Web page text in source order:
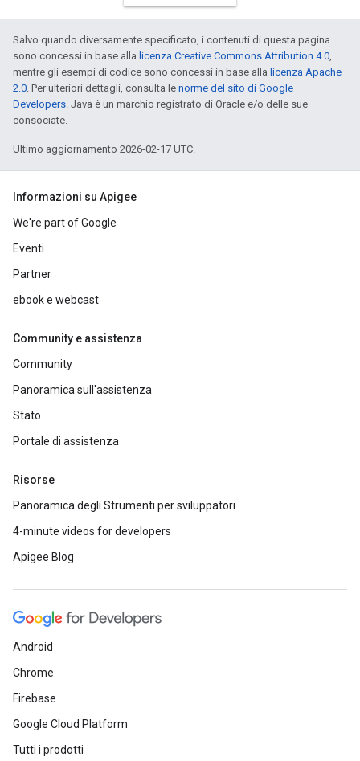
Salvo quando diversamente specificato, i contenuti di questa pagina
sono concessi in base alla licenza Creative Commons Attribution 4.0,
mentre gli esempi di codice sono concessi in base alla licenza Apache
2.0. Per ulteriori dettagli, consulta le norme del sito di Google
Developers. Java è un marchio registrato di Oracle e/o delle sue
consociate.
Ultimo aggiornamento 2026-02-17 UTC.
Informazioni su Apigee
We're part of Google
Eventi
Partner
ebook e webcast
Community e assistenza
Community
Panoramica sull'assistenza
Stato
Portale di assistenza
Risorse
Panoramica degli Strumenti per sviluppatori
4-minute videos for developers
Apigee Blog
Android
Chrome
Firebase
Google Cloud Platform
Tutti i prodotti